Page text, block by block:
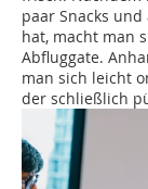
paar Snacks
hat, macht man
Abfluggate.
man sich leicht
der schließlich